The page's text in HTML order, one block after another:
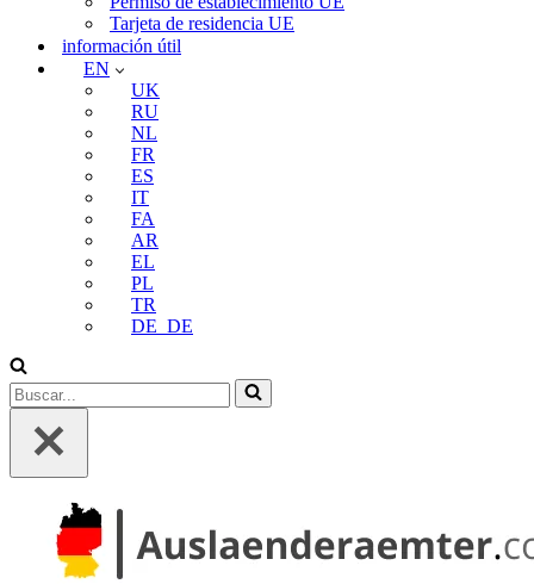
Tarjeta de residencia UE
información útil
EN
UK
RU
NL
FR
ES
IT
FA
AR
EL
PL
TR
DE_DE
Buscar...